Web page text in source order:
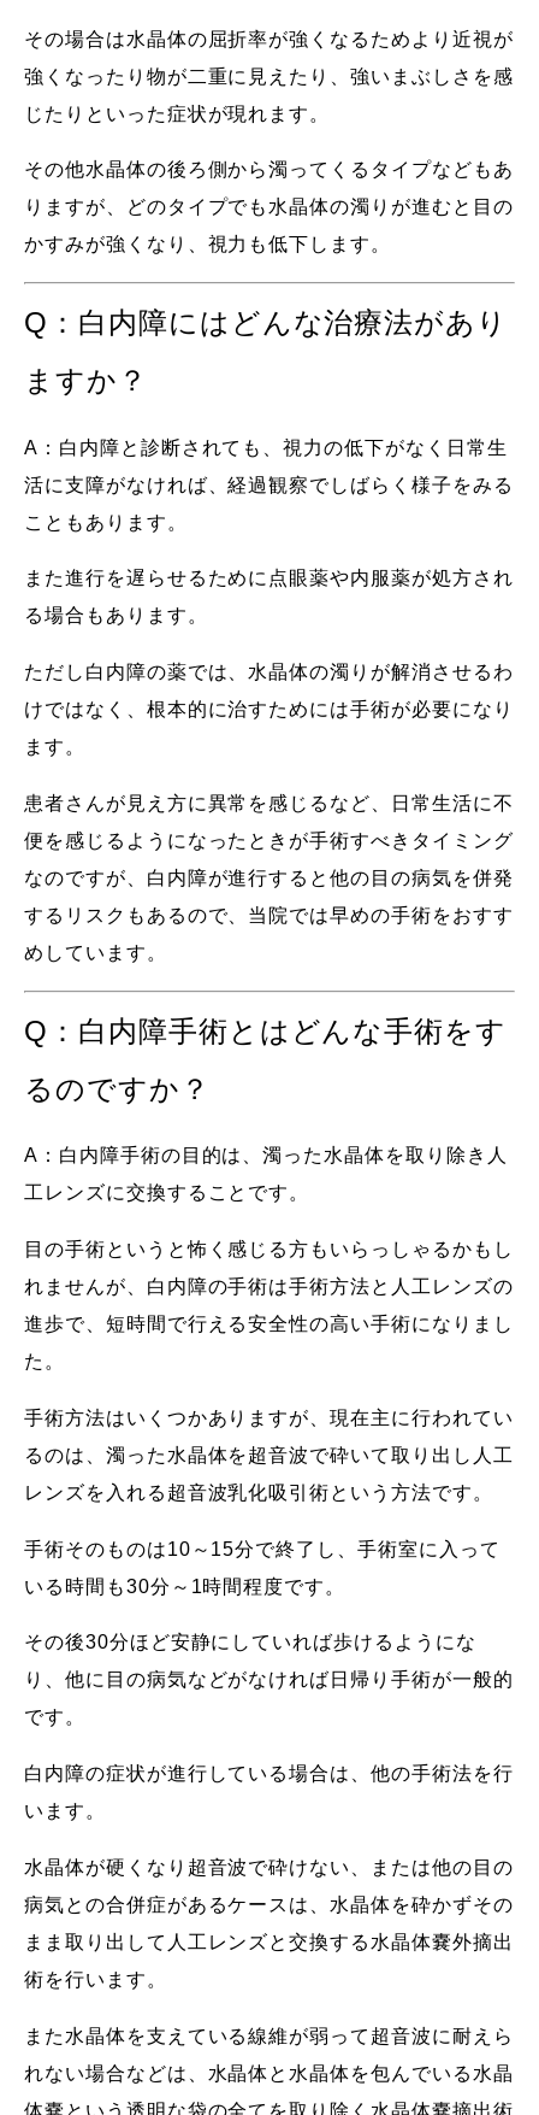
その場合は水晶体の屈折率が強くなるためより近視が
強くなったり物が二重に見えたり、強いまぶしさを感
じたりといった症状が現れます。
その他水晶体の後ろ側から濁ってくるタイプなどもあ
りますが、どのタイプでも水晶体の濁りが進むと目の
かすみが強くなり、視力も低下します。
Q：白内障にはどんな治療法があり
ますか？
A：白内障と診断されても、視力の低下がなく日常生
活に支障がなければ、経過観察でしばらく様子をみる
こともあります。
また進行を遅らせるために点眼薬や内服薬が処方され
る場合もあります。
ただし白内障の薬では、水晶体の濁りが解消させるわ
けではなく、根本的に治すためには手術が必要になり
ます。
患者さんが見え方に異常を感じるなど、日常生活に不
便を感じるようになったときが手術すべきタイミング
なのですが、白内障が進行すると他の目の病気を併発
するリスクもあるので、当院では早めの手術をおすす
めしています。
Q：白内障手術とはどんな手術をす
るのですか？
A：白内障手術の目的は、濁った水晶体を取り除き人
工レンズに交換することです。
目の手術というと怖く感じる方もいらっしゃるかもし
れませんが、白内障の手術は手術方法と人工レンズの
進歩で、短時間で行える安全性の高い手術になりまし
た。
手術方法はいくつかありますが、現在主に行われてい
るのは、濁った水晶体を超音波で砕いて取り出し人工
レンズを入れる超音波乳化吸引術という方法です。
手術そのものは10～15分で終了し、手術室に入って
いる時間も30分～1時間程度です。
その後30分ほど安静にしていれば歩けるようにな
り、他に目の病気などがなければ日帰り手術が一般的
です。
白内障の症状が進行している場合は、他の手術法を行
います。
水晶体が硬くなり超音波で砕けない、または他の目の
病気との合併症があるケースは、水晶体を砕かずその
まま取り出して人工レンズと交換する水晶体嚢外摘出
術を行います。
また水晶体を支えている線維が弱って超音波に耐えら
れない場合などは、水晶体と水晶体を包んでいる水晶
体嚢という透明な袋の全てを取り除く水晶体嚢摘出術